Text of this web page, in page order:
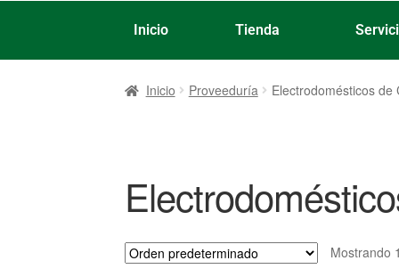
Inicio Tienda
Inicio Proveeduría Electrodomésticos de
Mostrando